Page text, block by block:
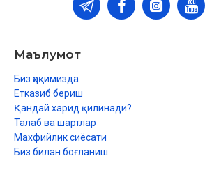
Маълумот
Биз ҳақимизда
Етказиб бериш
Қандай харид қилинади?
Талаб ва шартлар
Махфийлик сиёсати
Биз билан боғланиш